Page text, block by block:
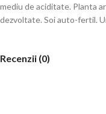
mediu de aciditate. Planta
dezvoltate. Soi auto-fertil.
Recenzii (0)